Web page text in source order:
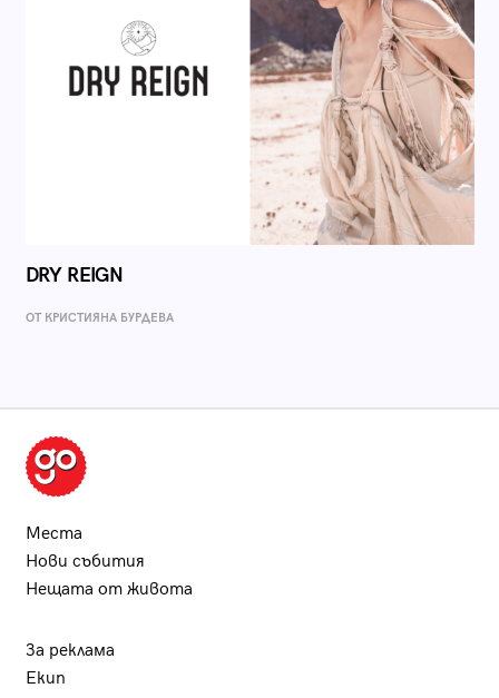
DRY REIGN
ОТ КРИСТИЯНА БУРДЕВА
Места
Нови събития
Нещата от живота
За реклама
Екип